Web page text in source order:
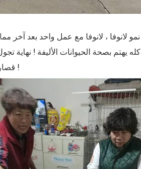
لانوفا ، لانوفا مع عمل واحد بعد آخر
يهتم بصحة الحيوانات الأليفة !
قصارى جهدكم ! عندما يكون لديك القوة ، الرجاء المساعدة في محطة الانقاذ من حولك !